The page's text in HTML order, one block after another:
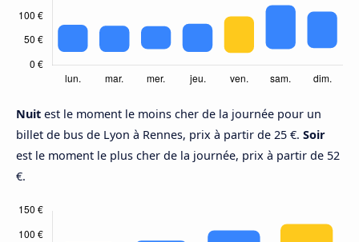
Nuit est le moment le moins cher de la journée pour un
billet de bus de Lyon à Rennes, prix à partir de 25 €. Soir
est le moment le plus cher de la journée, prix à partir de 52
€.